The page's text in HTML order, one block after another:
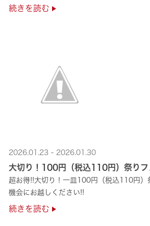
続きを読む
2026.01.23 - 2026.01.30
大切り！100円（税込110円）祭りフ
超お得!!大切り！一皿100円（税込110円）
機会にお越しください!!
続きを読む